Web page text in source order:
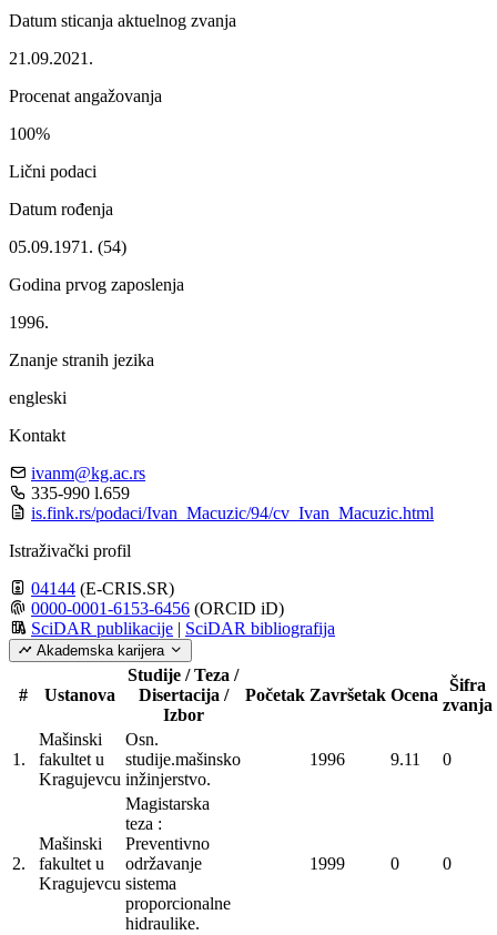
Datum sticanja aktuelnog zvanja
21.09.2021.
Procenat angažovanja
100%
Lični podaci
Datum rođenja
05.09.1971. (54)
Godina prvog zaposlenja
1996.
Znanje stranih jezika
engleski
Kontakt
ivanm@kg.ac.rs
335-990 l.659
is.fink.rs/podaci/Ivan_Macuzic/94/cv_Ivan_Macuzic.html
Istraživački profil
04144 (E-CRIS.SR)
0000-0001-6153-6456 (ORCID iD)
SciDAR publikacije | SciDAR bibliografija
Akademska karijera
# Ustanova
Studije / Teza /
Disertacija /
Izbor
Početak Završetak Ocena
Šifra
zvanja
1.
Mašinski
fakultet u
Kragujevcu
Osn.
studije.mašinsko
inžinjerstvo.
1996 9.11 0
2.
Mašinski
fakultet u
Kragujevcu
Magistarska
teza :
Preventivno
održavanje
sistema
proporcionalne
hidraulike.
1999 0 0